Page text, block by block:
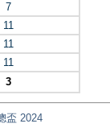
7
11
11
11
3
盃 2024